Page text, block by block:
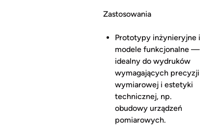
Zastosowania
Prototypy inżynieryjne i
modele funkcjonalne —
idealny do wydruków
wymagających precyzji
wymiarowej i estetyki
technicznej, np.
obudowy urządzeń
pomiarowych.